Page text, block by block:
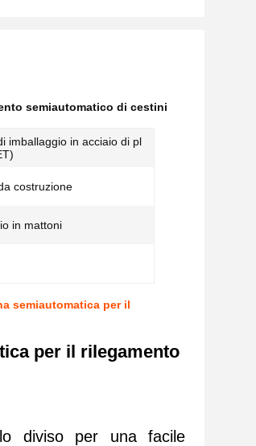
semiautomatico di cestini
imballaggio in acciaio di pl
costruzione
in mattoni
semiautomatica per il
per il rilegamento
diviso per una facile